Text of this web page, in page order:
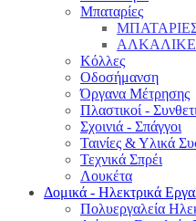
Μπαταρίες
Κόλλες
Οδοσήμανση
Όργανα Μέτρησης
Πλαστικοί -
Σχοινιά - Σπάγγοι
Ταινίες & Υλικά
Τεχνικά Σπρέι
Λουκέτα
Δομικά - Ηλεκτρικά
Πολυεργαλεία